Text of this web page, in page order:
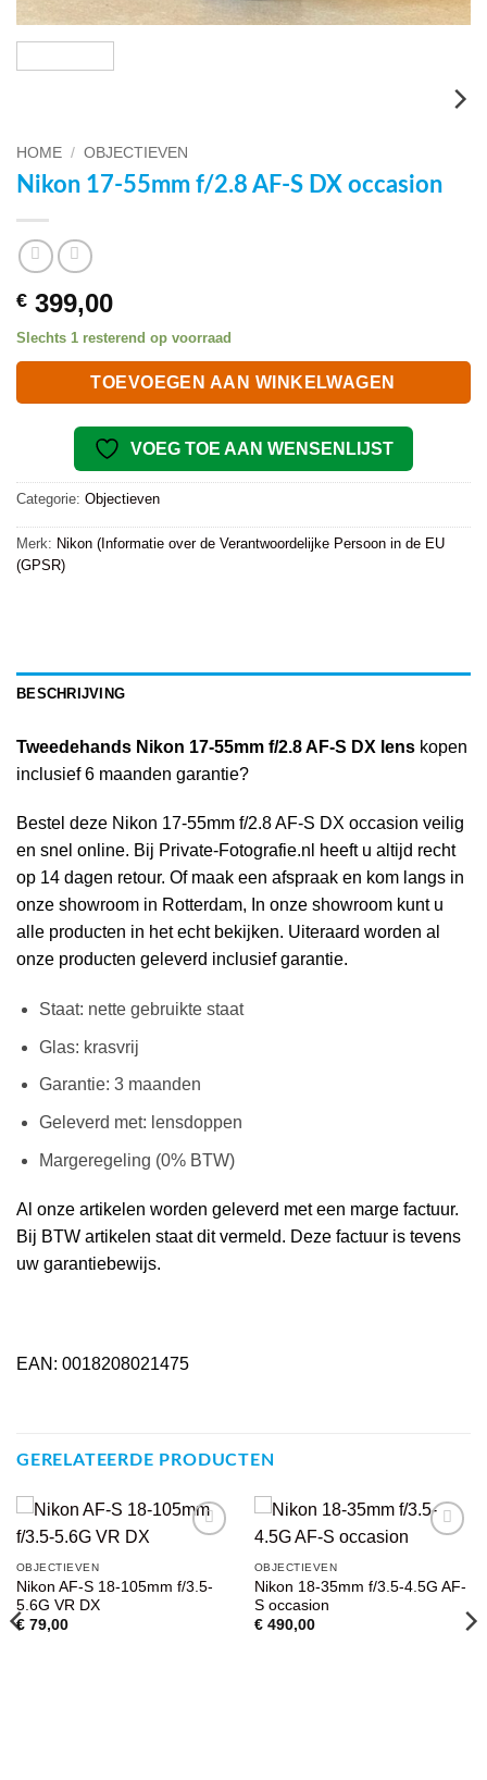
HOME / OBJECTIEVEN
Nikon 17-55mm f/2.8 AF-S DX occasion
€ 399,00
Slechts 1 resterend op voorraad
TOEVOEGEN AAN WINKELWAGEN
VOEG TOE AAN WENSENLIJST
Categorie: Objectieven
Merk: Nikon (Informatie over de Verantwoordelijke Persoon in de EU
(GPSR)
BESCHRIJVING
Tweedehands Nikon 17-55mm f/2.8 AF-S DX lens kopen
inclusief 6 maanden garantie?
Bestel deze Nikon 17-55mm f/2.8 AF-S DX occasion veilig
en snel online. Bij Private-Fotografie.nl heeft u altijd recht
op 14 dagen retour. Of maak een afspraak en kom langs in
onze showroom in Rotterdam, In onze showroom kunt u
alle producten in het echt bekijken. Uiteraard worden al
onze producten geleverd inclusief garantie.
Staat: nette gebruikte staat
Glas: krasvrij
Garantie: 3 maanden
Geleverd met: lensdoppen
Margeregeling (0% BTW)
Al onze artikelen worden geleverd met een marge factuur.
Bij BTW artikelen staat dit vermeld. Deze factuur is tevens
uw garantiebewijs.
EAN: 0018208021475
GERELATEERDE PRODUCTEN
AAN
Nikon AF-S 18-105mm f/3.5-
5.6G VR DX
€79,00
AAN
Nikon 18-35mm f/3.5-4.5G AF-
S occasion
€490,00